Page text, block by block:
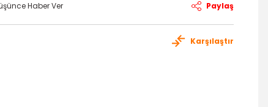
Haber Ver Paylaş
Karşılaştır